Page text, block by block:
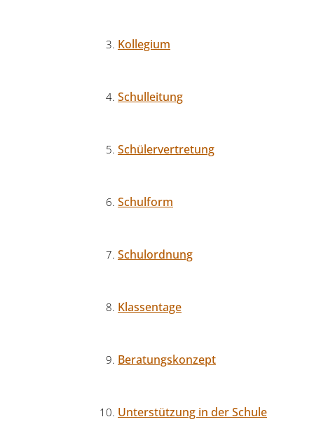
Kollegium
Schulleitung
Schülervertretung
Schulform
Schulordnung
Klassentage
Beratungskonzept
Unterstützung in der Schule